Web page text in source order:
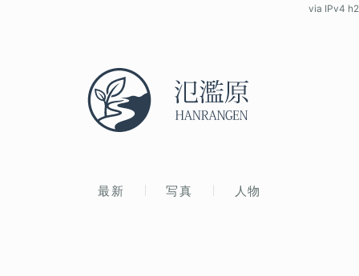
最新 写真 人物
via IPv4 h2